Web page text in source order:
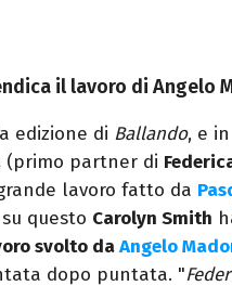
il lavoro di Angelo
edizione di Ballando, e
(primo partner di
lavoro fatto da
questo Carolyn Smith
svolto daAngelo
dopo puntata. "